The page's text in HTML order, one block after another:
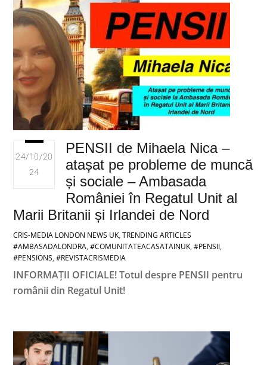
24/10/20
24
PENSII de Mihaela Nica –
atașat pe probleme de muncă
și sociale – Ambasada
României în Regatul Unit al
Marii Britanii și Irlandei de Nord
CRIS-MEDIA LONDON NEWS UK,TRENDING ARTICLES
#AMBASADALONDRA,#COMUNITATEACASATAINUK,#PENSII,
#PENSIONS,#REVISTACRISMEDIA
INFORMAȚII OFICIALE! Totul despre PENSII pentru
românii din Regatul Unit!